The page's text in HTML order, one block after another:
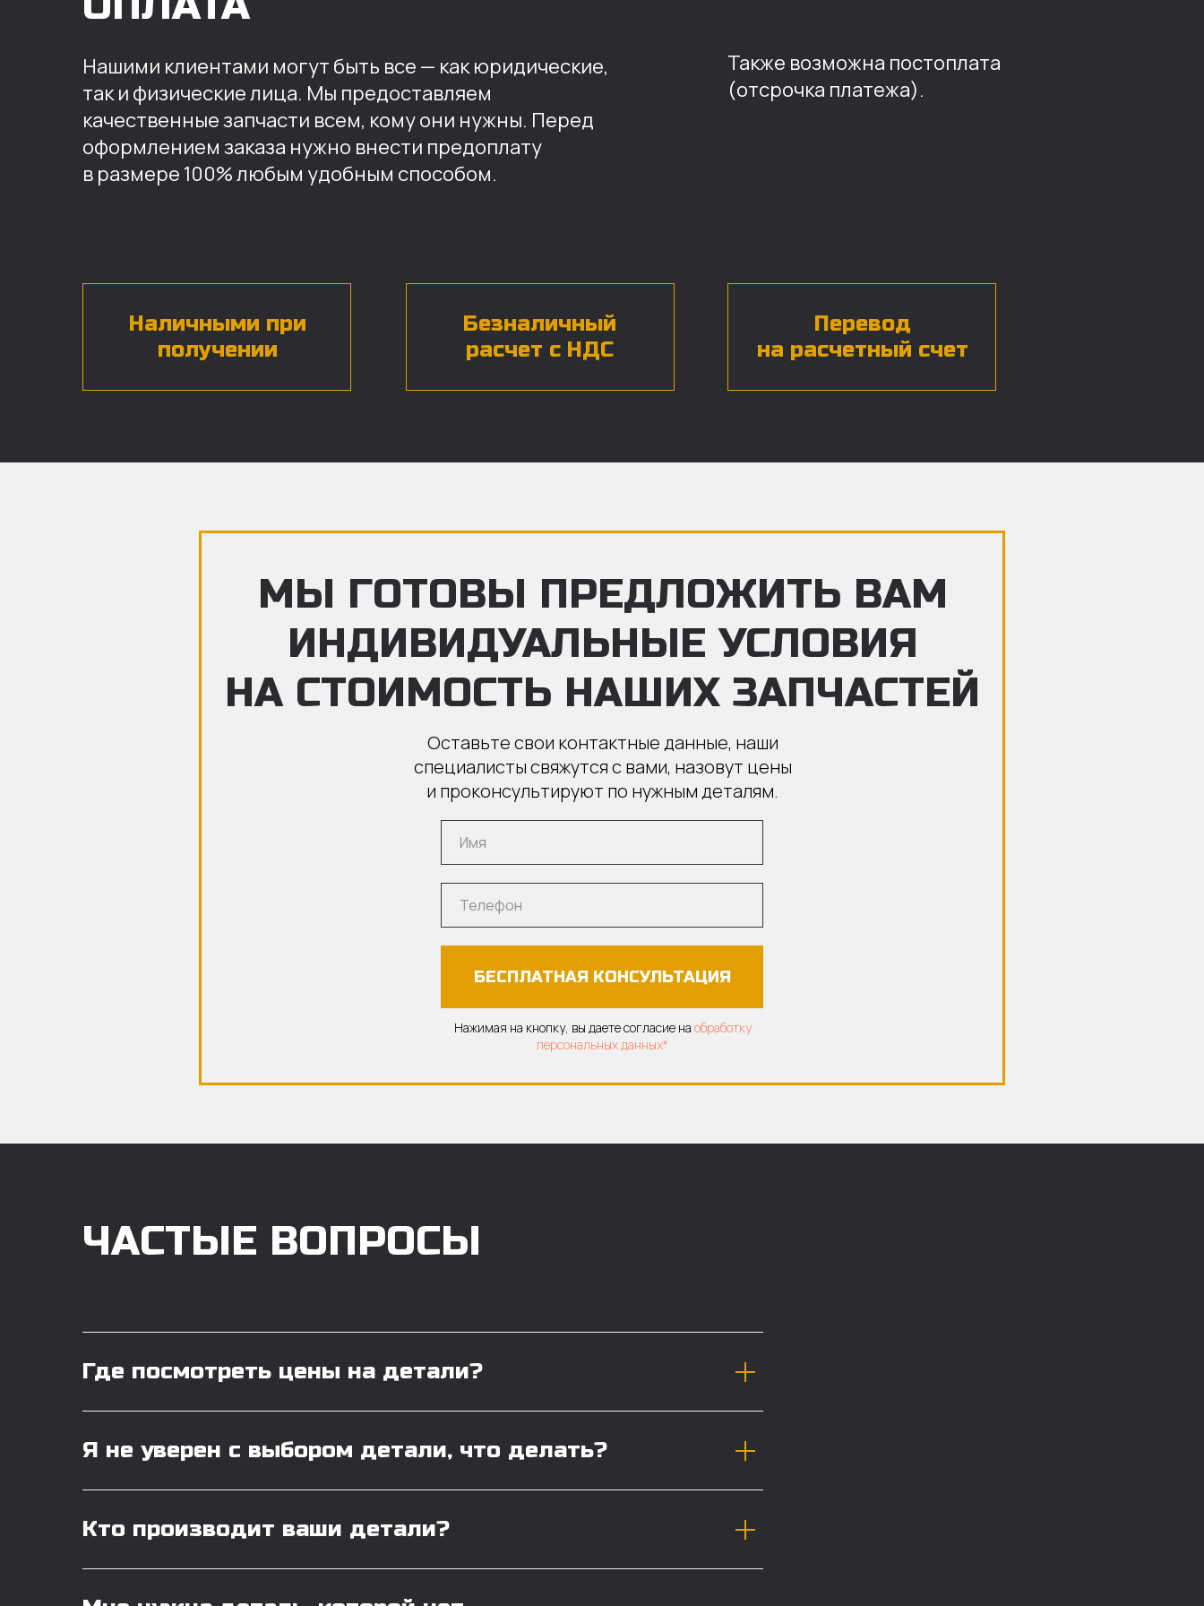
Наличными при
получении
Безналичный
расчет с НДС
Перевод
на расчетный счет
Нашими клиентами могут быть все — как юридические,
так и физические лица. Мы предоставляем
качественные запчасти всем, кому они нужны. Перед
оформлением заказа нужно внести предоплату
в размере 100% любым удобным способом.
Также возможна постоплата
(отсрочка платежа).
МЫ ГОТОВЫ ПРЕДЛОЖИТЬ ВАМ
ИНДИВИДУАЛЬНЫЕ УСЛОВИЯ
НА СТОИМОСТЬ НАШИХ ЗАПЧАСТЕЙ
Оставьте свои контактные данные, наши
специалисты свяжутся с вами, назовут цены
и проконсультируют по нужным деталям.
БЕСПЛАТНАЯ КОНСУЛЬТАЦИЯ
Нажимая на кнопку, вы даете согласие на обработку
персональных данных*
ЧАСТЫЕ ВОПРОСЫ
Где посмотреть цены на детали?
Я не уверен с выбором детали, что делать?
Кто производит ваши детали?